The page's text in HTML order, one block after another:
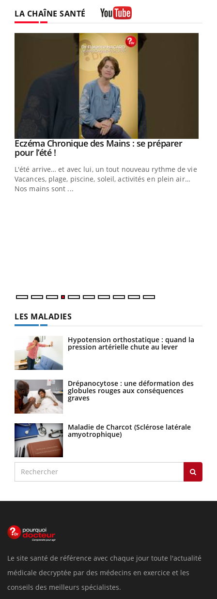
LA CHAÎNE SANTÉ
Youtube
Eczéma Chronique des Mains : se préparer
pour l’été !Youtube
L'été arrive… et avec lui, un tout nouveau rythme de vie !
Vacances, plage, piscine, soleil, activités en plein air…
Nos mains sont ...
LES MALADIES
Hypotension orthostatique : quand la
pression artérielle chute au lever
Drépanocytose : une déformation des
globules rouges aux conséquences
graves
Maladie de Charcot (Sclérose latérale
amyotrophique)
Le site santé de référence avec chaque jour toute l'actualité
médicale decryptée par des médecins en exercice et les
conseils des meilleurs spécialistes.